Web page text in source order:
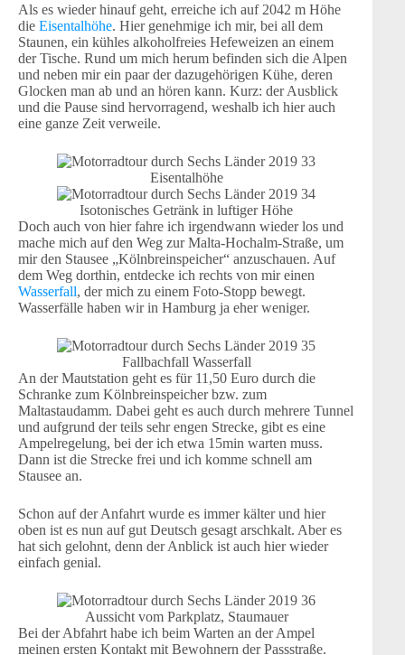
Als es wieder hinauf geht, erreiche ich auf 2042 m Höhe
die Eisentalhöhe. Hier genehmige ich mir, bei all dem
Staunen, ein kühles alkoholfreies Hefeweizen an einem
der Tische. Rund um mich herum befinden sich die Alpen
und neben mir ein paar der dazugehörigen Kühe, deren
Glocken man ab und an hören kann. Kurz: der Ausblick
und die Pause sind hervorragend, weshalb ich hier auch
eine ganze Zeit verweile.
Eisentalhöhe
Isotonisches Getränk in luftiger Höhe
Doch auch von hier fahre ich irgendwann wieder los und
mache mich auf den Weg zur Malta-Hochalm-Straße, um
mir den Stausee „Kölnbreinspeicher“ anzuschauen. Auf
dem Weg dorthin, entdecke ich rechts von mir einen
Wasserfall, der mich zu einem Foto-Stopp bewegt.
Wasserfälle haben wir in Hamburg ja eher weniger.
Fallbachfall Wasserfall
An der Mautstation geht es für 11,50 Euro durch die
Schranke zum Kölnbreinspeicher bzw. zum
Maltastaudamm. Dabei geht es auch durch mehrere Tunnel
und aufgrund der teils sehr engen Strecke, gibt es eine
Ampelregelung, bei der ich etwa 15min warten muss.
Dann ist die Strecke frei und ich komme schnell am
Stausee an.
Schon auf der Anfahrt wurde es immer kälter und hier
oben ist es nun auf gut Deutsch gesagt arschkalt. Aber es
hat sich gelohnt, denn der Anblick ist auch hier wieder
einfach genial.
Aussicht vom Parkplatz, Staumauer
Bei der Abfahrt habe ich beim Warten an der Ampel
meinen ersten Kontakt mit Bewohnern der Passstraße.